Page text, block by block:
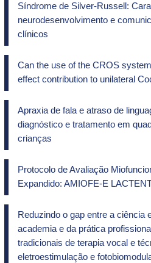
Síndrome de Silver-Russell:
neurodesenvolvimento e
clínicos
Can the use of the CROS
effect contribution to unilateral
Apraxia de fala e atraso de
diagnóstico e tratamento em
crianças
Protocolo de Avaliação
Expandido: AMIOFE-E
Reduzindo o gap entre a ciência
academia e da prática
tradicionais de terapia vocal e
eletroestimulação e